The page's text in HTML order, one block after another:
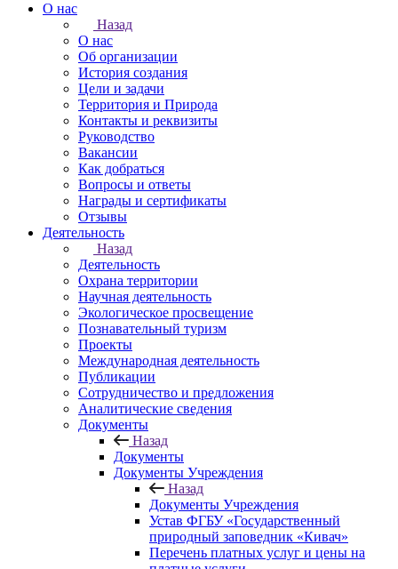
О нас
Назад
О нас
Об организации
История создания
Цели и задачи
Территория и Природа
Контакты и реквизиты
Руководство
Вакансии
Как добраться
Вопросы и ответы
Награды и сертификаты
Отзывы
Деятельность
Назад
Деятельность
Охрана территории
Научная деятельность
Экологическое просвещение
Познавательный туризм
Проекты
Международная деятельность
Публикации
Сотрудничество и предложения
Аналитические сведения
Документы
Назад
Документы
Документы Учреждения
Назад
Документы Учреждения
Устав ФГБУ «Государственный
природный заповедник «Кивач»
Перечень платных услуг и цены на